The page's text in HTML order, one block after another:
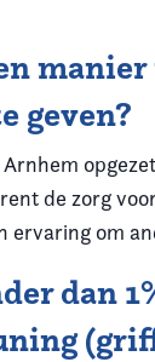
geven?
de zorg
ervaring om
dan